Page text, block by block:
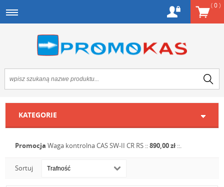
(0)
KATEGORIE
Promocja Waga kontrolna CAS SW-II CR RS ::890,00 zł ::.
Sortuj